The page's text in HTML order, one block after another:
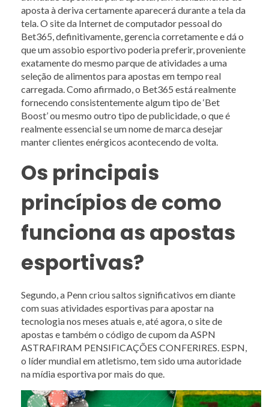
aposta à deriva certamente aparecerá durante a tela da
tela. O site da Internet de computador pessoal do
Bet365, definitivamente, gerencia corretamente e dá o
que um assobio esportivo poderia preferir, proveniente
exatamente do mesmo parque de atividades a uma
seleção de alimentos para apostas em tempo real
carregada. Como afirmado, o Bet365 está realmente
fornecendo consistentemente algum tipo de ‘Bet
Boost’ ou mesmo outro tipo de publicidade, o que é
realmente essencial se um nome de marca desejar
manter clientes enérgicos acontecendo de volta.
Os principais
princípios de como
funciona as apostas
esportivas?
Segundo, a Penn criou saltos significativos em diante
com suas atividades esportivas para apostar na
tecnologia nos meses atuais e, até agora, o site de
apostas e também o código de cupom da ASPN
ASTRAFIRAM PENSIFICAÇÕES CONFERIRES. ESPN,
o líder mundial em atletismo, tem sido uma autoridade
na mídia esportiva por mais do que.